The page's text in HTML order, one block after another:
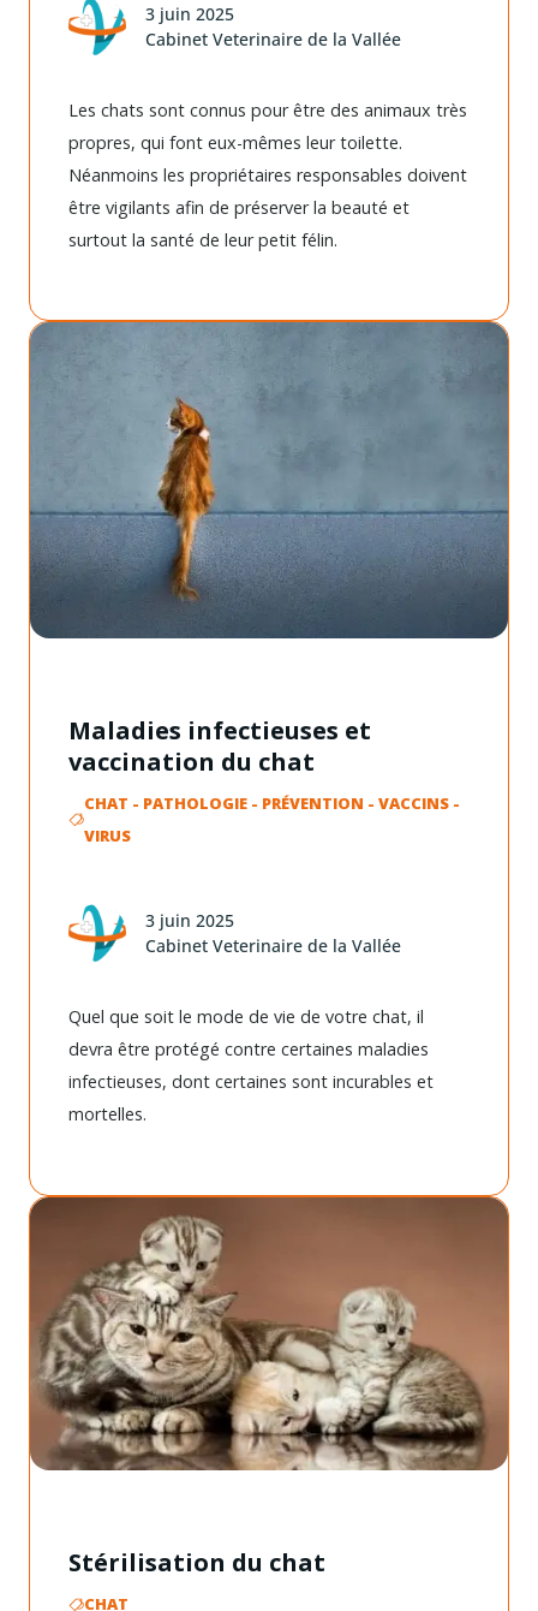
3 juin 2025
Cabinet Veterinaire de la Vallée
Les chats sont connus pour être des animaux très
propres, qui font eux-mêmes leur toilette.
Néanmoins les propriétaires responsables doivent
être vigilants afin de préserver la beauté et
surtout la santé de leur petit félin.
Maladies infectieuses et
vaccination du chat
CHAT - PATHOLOGIE- PRÉVENTION - VACCINS-
VIRUS
3 juin 2025
Cabinet Veterinaire de la Vallée
Quel que soit le mode de vie de votre chat, il
devra être protégé contre certaines maladies
infectieuses, dont certaines sont incurables et
mortelles.
Stérilisation du chat
CHAT